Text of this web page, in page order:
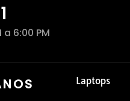
6:00 PM
Laptops